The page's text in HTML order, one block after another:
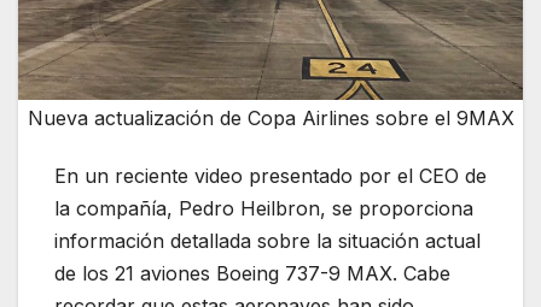
Nueva actualización de Copa Airlines sobre el 9MAX
En un reciente video presentado por el CEO de
la compañía, Pedro Heilbron, se proporciona
información detallada sobre la situación actual
de los 21 aviones Boeing 737-9 MAX. Cabe